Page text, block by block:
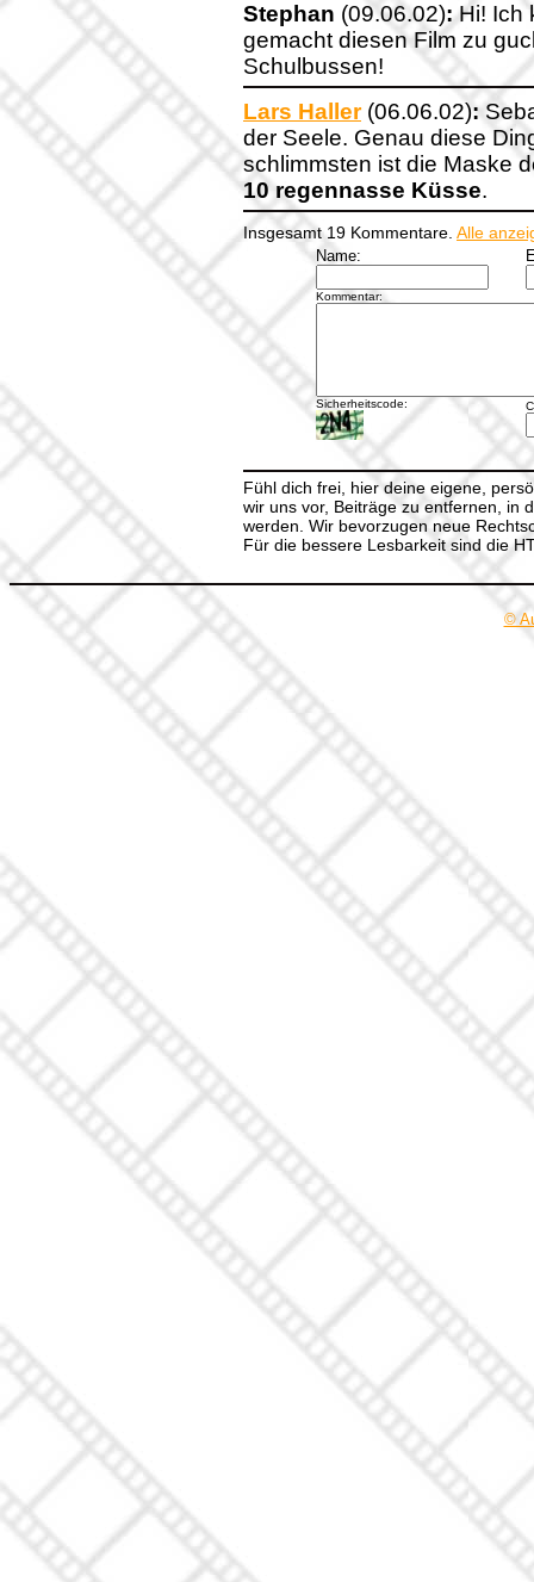
Stephan (09.06.02):Hi! Ich
gemacht diesen Film zu
Schulbussen!
Lars Haller(06.06.02):
der Seele. Genau diese
schlimmsten ist die Maske
10 regennasse Küsse.
Insgesamt 19 Kommentare. Alle
Name:
Kommentar:
Sicherheitscode:
Fühl dich frei, hier deine eigene,
wir uns vor, Beiträge zu entfernen, in
werden. Wir bevorzugen neue
Für die bessere Lesbarkeit sind die
©